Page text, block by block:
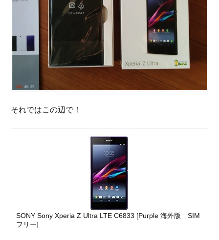
それではこの辺で！
SONY Sony Xperia Z Ultra LTE C6833 [Purple 海外版 SIM
フリー]